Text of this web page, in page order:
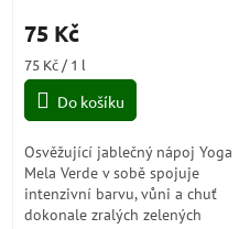
75 Kč
Měrná
cena:
75 Kč / 1 l
Do košíku
Osvěžující jablečný nápoj Yoga
Mela Verde v sobě spojuje
intenzivní barvu, vůni a chuť
dokonale zralých zelených